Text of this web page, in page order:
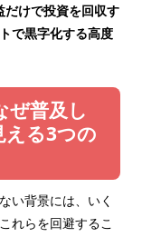
だけで投資を回収す
で黒字化する高度
ぜ普及し
える3つの
い背景には、いく
れらを回避するこ